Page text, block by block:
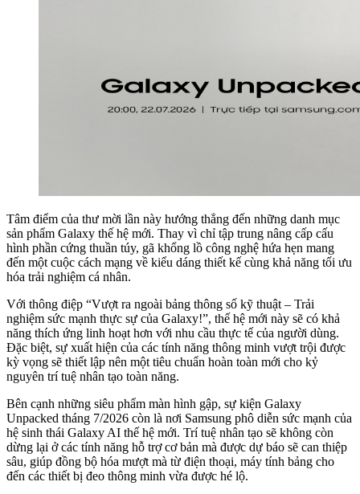
Tâm điểm của thư mời lần này hướng thẳng đến những danh mục
sản phẩm Galaxy thế hệ mới. Thay vì chỉ tập trung nâng cấp cấu
hình phần cứng thuần túy, gã khổng lồ công nghệ hứa hẹn mang
đến một cuộc cách mạng về kiểu dáng thiết kế cùng khả năng tối ưu
hóa trải nghiệm cá nhân.
Với thông điệp “Vượt ra ngoài bảng thông số kỹ thuật – Trải
nghiệm sức mạnh thực sự của Galaxy!”, thế hệ mới này sẽ có khả
năng thích ứng linh hoạt hơn với nhu cầu thực tế của người dùng.
Đặc biệt, sự xuất hiện của các tính năng thông minh vượt trội được
kỳ vọng sẽ thiết lập nên một tiêu chuẩn hoàn toàn mới cho kỷ
nguyên trí tuệ nhân tạo toàn năng.
Bên cạnh những siêu phẩm màn hình gập, sự kiện Galaxy
Unpacked tháng 7/2026 còn là nơi Samsung phô diễn sức mạnh của
hệ sinh thái Galaxy AI thế hệ mới. Trí tuệ nhân tạo sẽ không còn
dừng lại ở các tính năng hỗ trợ cơ bản mà được dự báo sẽ can thiệp
sâu, giúp đồng bộ hóa mượt mà từ điện thoại, máy tính bảng cho
đến các thiết bị đeo thông minh vừa được hé lộ.